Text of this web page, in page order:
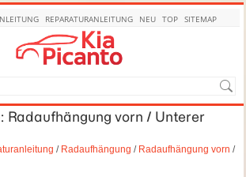
REPARATURANLEITUNG NEU TOP SITEMAP
Radaufhängung vorn / Unterer
/ Radaufhängung / Radaufhängung vorn /